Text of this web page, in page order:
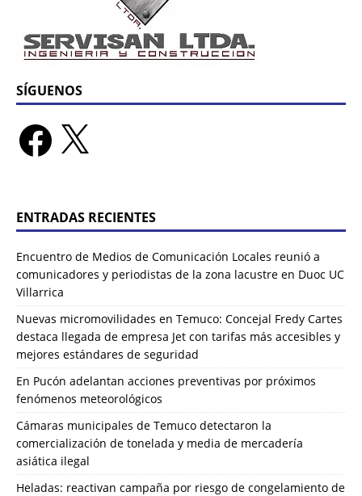
SÍGUENOS
ENTRADAS RECIENTES
Encuentro de Medios de Comunicación Locales reunió a
comunicadores y periodistas de la zona lacustre en Duoc UC
Villarrica
Nuevas micromovilidades en Temuco: Concejal Fredy Cartes
destaca llegada de empresa Jet con tarifas más accesibles y
mejores estándares de seguridad
En Pucón adelantan acciones preventivas por próximos
fenómenos meteorológicos
Cámaras municipales de Temuco detectaron la
comercialización de tonelada y media de mercadería
asiática ilegal
Heladas: reactivan campaña por riesgo de congelamiento de